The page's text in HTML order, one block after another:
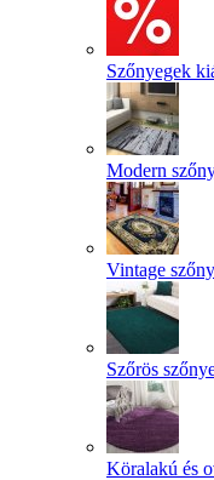
Szőnyegek
Modern
Vintage
Szőrös
Köralakú és